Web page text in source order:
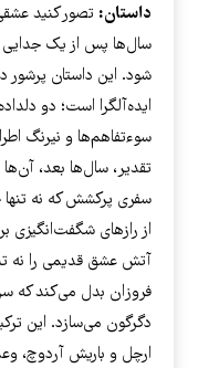
داستان: تصور کنید
سال‌ها پس از یک جدایی
شود. این داستان پرشور
ایده‌آلگرا است؛ دو
سوءتفاهم‌ها و نیرنگ
تقدیر، سال‌ها بعد،
سفری پرکشش که نه تنها
از رازهای شگفت‌انگیزی
آتش عشق قدیمی را نه
فروزان بدل می‌کند که
دگرگون می‌سازد. این
ارچل و باریش آردوچ،